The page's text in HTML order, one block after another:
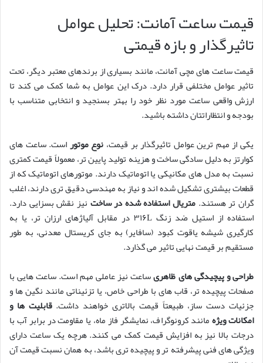
قیمت ساعت آمانت: تحلیل عوامل
تاثیرگذار و بازه قیمتی
قیمت ساعت های مچی آمانت، مانند بسیاری از برندهای معتبر دیگر، تحت
تاثیر عوامل مختلفی قرار دارد. درک این عوامل به شما کمک می کند تا
ارزش واقعی ساعت مورد نظر خود را بهتر بسنجید و انتخابی متناسب با
بودجه و انتظاراتتان داشته باشید.
یکی از مهم ترین عوامل تاثیرگذار بر قیمت، نوع موتوراست. ساعت های
کوارتز به دلیل سادگی ساخت و هزینه تولید پایین تر، معمولاً قیمت کمتری
نسبت به مدل های مکانیکی یا اتوماتیک دارند. موتورهای اتوماتیک که از
قطعات بیشتری تشکیل شده اند و نیاز به مهندسی دقیق تری دارند، اغلب
گران تر هستند. متریال استفاده شده در ساخت نیز نقش بسزایی دارد.
استفاده از استیل ضد زنگ ۳۱۶L در مقابل آلیاژهای ارزان تر، یا به
کارگیری شیشه یاقوت کبود (سافایر) به جای کریستال معدنی، به طور
مستقیم بر قیمت نهایی تاثیر می گذارد.
طراحی و پیچیدگی های ظاهریساعت نیز عاملی مهم است. ساعت هایی با
صفحات پیچیده تر، قاب های با طراحی خاص، یا تزئیناتی مانند نگین ها و
جزئیات دست ساز، طبیعتاً قیمت بالاتری خواهند داشت.قابلیت ها و
امکانات ویژهمانند کرونوگراف، نمایشگر فاز ماه، یا مقاومت در برابر آب با
درجات بالا نیز به افزایش قیمت کمک می کنند. هرچه یک ساعت دارای
ویژگی های فنی پیشرفته تر و پیچیده تری باشد، به همان نسبت قیمت آن